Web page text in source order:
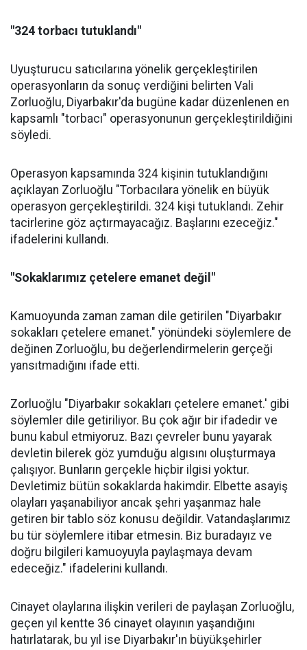
"324 torbacı tutuklandı"
Uyuşturucu satıcılarına yönelik gerçekleştirilen
operasyonların da sonuç verdiğini belirten Vali
Zorluoğlu, Diyarbakır'da bugüne kadar düzenlenen en
kapsamlı "torbacı" operasyonunun gerçekleştirildiğini
söyledi.
Operasyon kapsamında 324 kişinin tutuklandığını
açıklayan Zorluoğlu "Torbacılara yönelik en büyük
operasyon gerçekleştirildi. 324 kişi tutuklandı. Zehir
tacirlerine göz açtırmayacağız. Başlarını ezeceğiz."
ifadelerini kullandı.
"Sokaklarımız çetelere emanet değil"
Kamuoyunda zaman zaman dile getirilen "Diyarbakır
sokakları çetelere emanet." yönündeki söylemlere de
değinen Zorluoğlu, bu değerlendirmelerin gerçeği
yansıtmadığını ifade etti.
Zorluoğlu "Diyarbakır sokakları çetelere emanet.' gibi
söylemler dile getiriliyor. Bu çok ağır bir ifadedir ve
bunu kabul etmiyoruz. Bazı çevreler bunu yayarak
devletin bilerek göz yumduğu algısını oluşturmaya
çalışıyor. Bunların gerçekle hiçbir ilgisi yoktur.
Devletimiz bütün sokaklarda hakimdir. Elbette asayiş
olayları yaşanabiliyor ancak şehri yaşanmaz hale
getiren bir tablo söz konusu değildir. Vatandaşlarımız
bu tür söylemlere itibar etmesin. Biz buradayız ve
doğru bilgileri kamuoyuyla paylaşmaya devam
edeceğiz." ifadelerini kullandı.
Cinayet olaylarına ilişkin verileri de paylaşan Zorluoğlu,
geçen yıl kentte 36 cinayet olayının yaşandığını
hatırlatarak, bu yıl ise Diyarbakır'ın büyükşehirler